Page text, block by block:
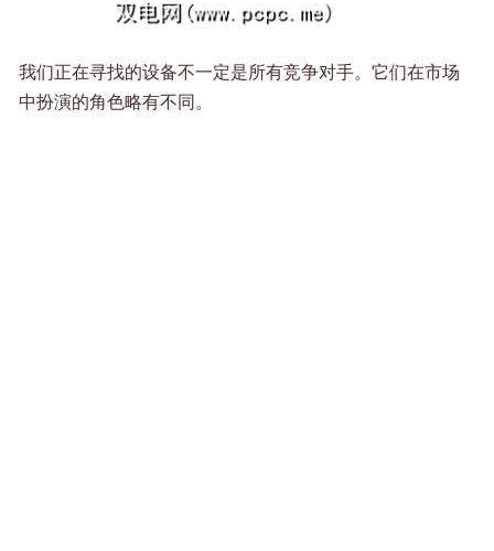
我们正在寻找的设备不一定是所有竞争对手。它们在市场
中扮演的角色略有不同。